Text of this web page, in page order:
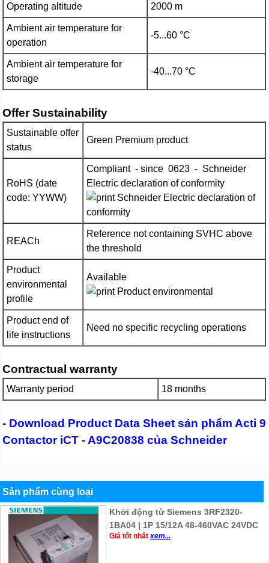
Operating altitude 2000 m
Ambient air temperature for
operation
-5...60 °C
Ambient air temperature for
storage
-40...70 °C
Offer Sustainability
Sustainable offer
status
Green Premium product
RoHS (date
code: YYWW)
Compliant - since 0623 - Schneider
Electric declaration of conformity
Schneider Electric declaration of
conformity
REACh
Reference not containing SVHC above
the threshold
Product
environmental
profile
Available
Product environmental
Product end of
life instructions
Need no specific recycling operations
Contractual warranty
Warranty period 18 months
- Download Product Data Sheet sản phẩm Acti 9
Contactor iCT - A9C20838 của Schneider
Sản phẩm cùng loại
Khởi động từ Siemens 3RF2320-
1BA04 | 1P 15/12A 48-460VAC 24VDC
Giá tốt nhấtxem...